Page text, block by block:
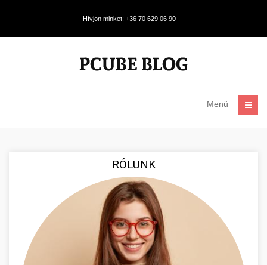
Hívjon minket: +36 70 629 06 90
Menü
RÓLUNK